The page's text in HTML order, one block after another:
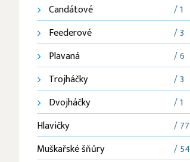
Candátové
/ 1
Feederové
/ 3
Plavaná
/ 6
Trojháčky
/ 3
Dvojháčky
/ 1
Hlavičky
/ 77
Muškařské šňůry
/ 54